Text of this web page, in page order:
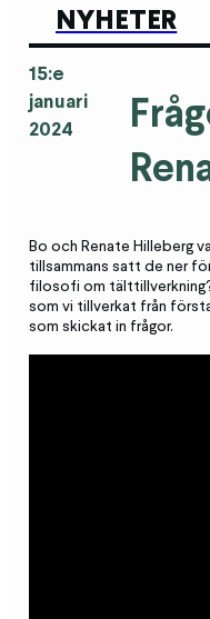
NYHETER
15:e
januari
2024
Bo och Renate Hilleberg
tillsammans satt de ner
filosofi om
som vi tillverkat från
som skickat in frågor.